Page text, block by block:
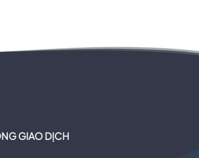
GIAO DỊCH